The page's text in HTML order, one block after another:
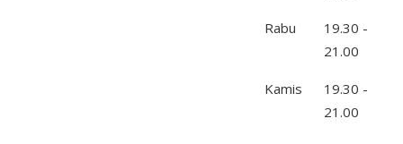
Rabu
19.30 -
21.00
Kamis
19.30 -
21.00